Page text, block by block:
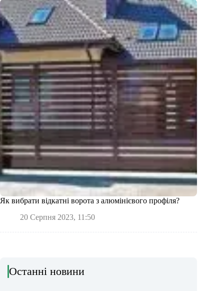
Як вибрати відкатні ворота з алюмінієвого профіля?
20 Серпня 2023, 11:50
Останні новини